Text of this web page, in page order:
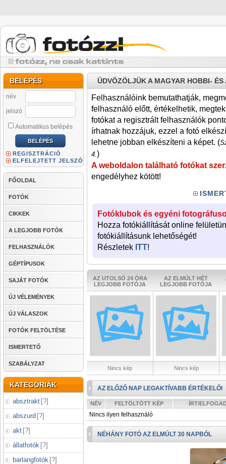
BELÉPÉS
név
jelszó
Automatikus belépés
REGISZTRÁCIÓ
ELFELEJTETT JELSZÓ
FŐOLDAL
FOTÓK
CIKKEK
A LEGJOBB FOTÓK
FELHASZNÁLÓK
GÉPTÍPUSOK
SAJÁT FOTÓK
ÚJ VÉLEMÉNYEK
ÚJ VÁLASZOK
FOTÓK FELTÖLTÉSE
ISMERTETŐ
SZABÁLYZAT
KATEGÓRIÁK
absztrakt [?]
abszurd [?]
akt [?]
állatfotók [?]
barlangfotók [?]
ÜDVÖZÖLJÜK A MAGYAR HOBBI-
Felhasználóink bemutathatják,
felhasználó előtt, értékelhetik,
fotókat a regisztrált felhasználók
írhatnak hozzájuk, ezzel a fotó
lehetne jobban elkészíteni a képet. (
4.)
A weboldalon található fotókat
engedélyhez kötött!
Fotóklubok és egyéni
Hozza fotókiállítását online
fotókiállításunk lehetőségét!
Részletek ITT!
AZ UTOLSÓ 24 ÓRA
LEGJOBB FOTÓJA
AZ ELMÚLT HÉT
LEGJOBB FOTÓJA
Nincs kép Nincs kép
AZ ELŐZŐ NAP LEGAKTÍVABB ÉRTÉKELŐI
NÉV FELTÖLTÖTT KÉP ÍRT/
Nincs ilyen felhasználó
NÉHÁNY FOTÓ AZ ELMÚLT 30 NAPBÓL